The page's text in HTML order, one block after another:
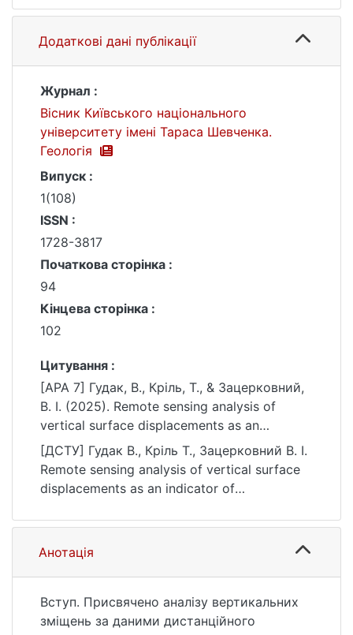
Додаткові дані публікації
Журнал :
Вісник Київського національного
університету імені Тараса Шевченка.
Геологія
Випуск :
1(108)
ISSN :
1728-3817
Початкова сторінка :
94
Кінцева сторінка :
102
Цитування :
[APA 7] Гудак, В., Кріль, Т., & Зацерковний,
В. І. (2025). Remote sensing analysis of
vertical surface displacements as an
indicator of underground structure
deformations. Вісник Київського
національного університету імені Тараса
Шевченка. Геологія, (1(108)), 94–102.
https://doi.org/10.17721/1728-2713.108.13
[ДСТУ] Гудак В., Кріль Т., Зацерковний В. І.
Remote sensing analysis of vertical surface
displacements as an indicator of
Київського національного університету
імені Тараса Шевченка. Геологія. 2025. no.
1(108). P. 94—102. DOI: 10.17721/1728-
Анотація
Вступ. Присвячено аналізу вертикальних
зміщень за даними дистанційного